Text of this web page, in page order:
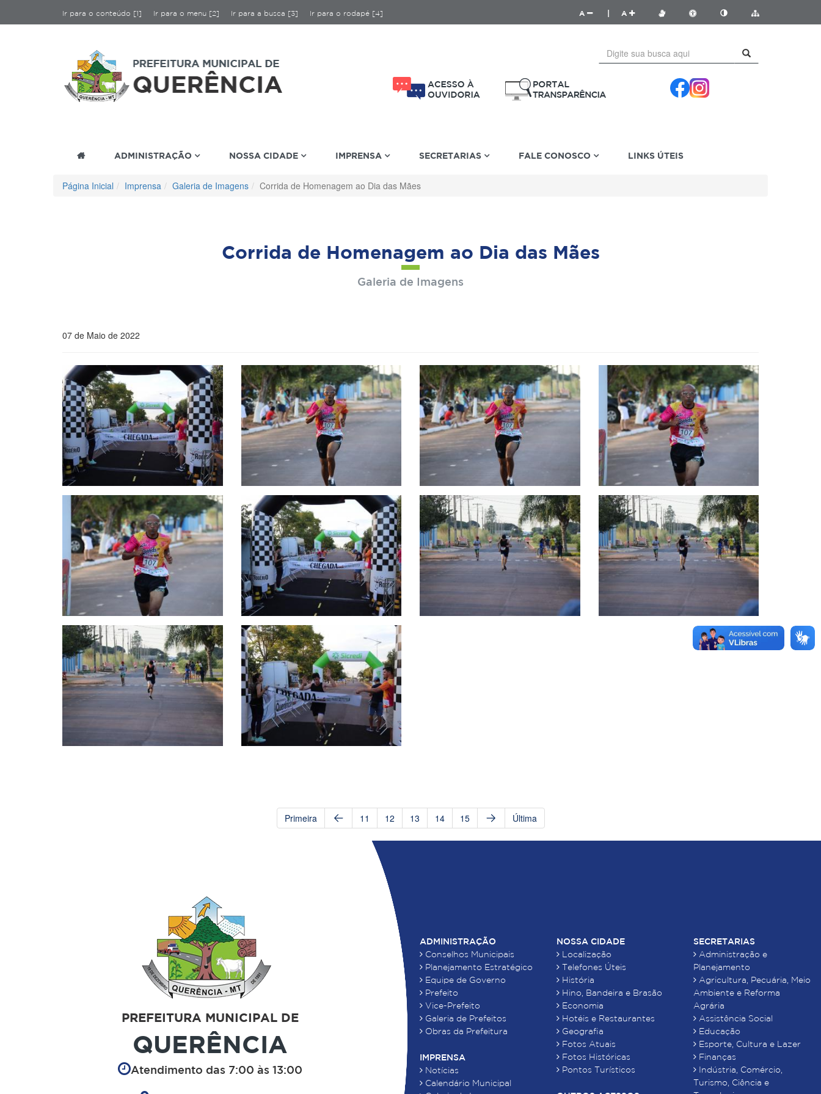
Ir para o conteúdo [1] Ir para o menu [2] Ir para a busca [3] Ir para o rodapé [4] A A
ADMINISTRAÇÃO NOSSA CIDADE IMPRENSA SECRETARIAS FALE CONOSCO LINKS ÚTEIS
Página Inicial Imprensa Galeria de Imagens Corrida de Homenagem ao Dia das Mães
Corrida de Homenagem ao Dia das Mães
Galeria de Imagens
07 de Maio de 2022
Primeira 11 12 13 14 15 Última
PREFEITURA MUNICIPAL DE
QUERÊNCIA
Atendimento das 7:00 às 13:00
ADMINISTRAÇÃO
Conselhos Municipais
Planejamento Estratégico
Equipe de Governo
Prefeito
Vice-Prefeito
Galeria de Prefeitos
Obras da Prefeitura
IMPRENSA
Notícias
Calendário Municipal
NOSSA CIDADE
Localização
Telefones Úteis
História
Hino, Bandeira e Brasão
Economia
Hotéis e Restaurantes
Geografia
Fotos Atuais
Fotos Históricas
Pontos Turísticos
SECRETARIAS
Administração e
Planejamento
Agricultura, Pecuária, Meio
Ambiente e Reforma
Agrária
Assistência Social
Educação
Esporte, Cultura e Lazer
Finanças
Indústria, Comércio,
Turismo, Ciência e